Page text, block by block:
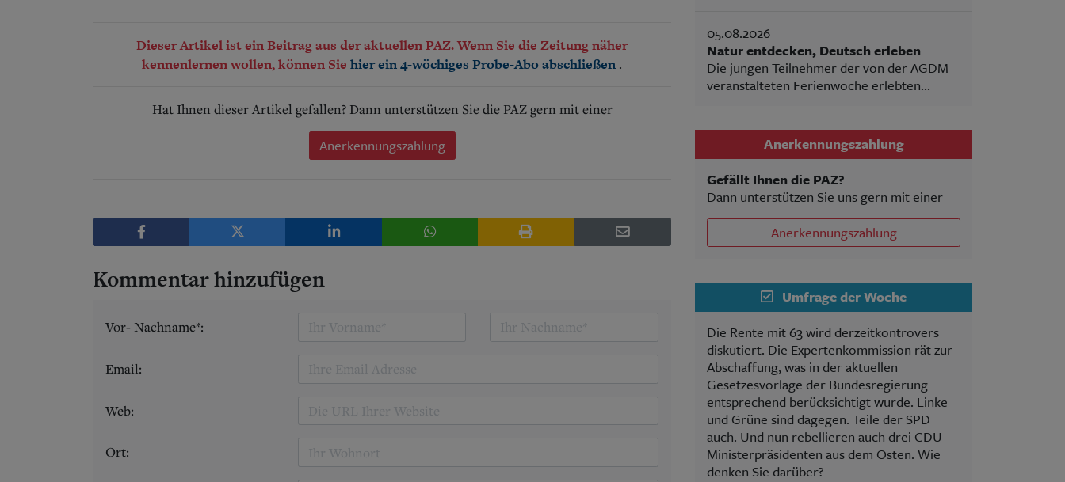
Dieser Artikel ist ein Beitrag aus der aktuellen PAZ. Wenn Sie die Zeitung näher
kennenlernen wollen, können Sie hier ein 4-wöchiges Probe-Abo abschließen .
Hat Ihnen dieser Artikel gefallen? Dann unterstützen Sie die PAZ gern mit einer
Anerkennungszahlung
Kommentar hinzufügen
Vor- Nachname*:
Email:
Web:
Ort:
05.08.2026
Natur entdecken, Deutsch erleben
Die jungen Teilnehmer der von der AGDM
veranstalteten Ferienwoche erlebten...
Anerkennungszahlung
Gefällt Ihnen die PAZ?
Dann unterstützen Sie uns gern mit einer
Anerkennungszahlung
Umfrage der Woche
Die Rente mit 63 wird derzeitkontrovers
diskutiert. Die Expertenkommission rät zur
Abschaffung, was in der aktuellen
Gesetzesvorlage der Bundesregierung
entsprechend berücksichtigt wurde. Linke
und Grüne sind dagegen. Teile der SPD
auch. Und nun rebellieren auch drei CDU-
Ministerpräsidenten aus dem Osten. Wie
denken Sie darüber?